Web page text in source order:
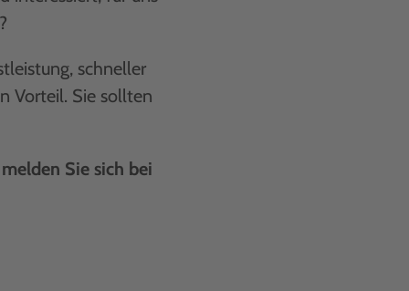
schneller
Vorteil. Sie sollten
Sie sich bei